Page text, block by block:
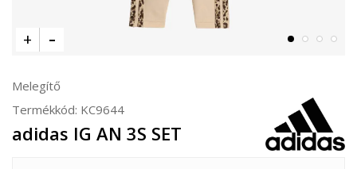
Melegítő
Termékkód: KC9644
adidas IG AN 3S SET